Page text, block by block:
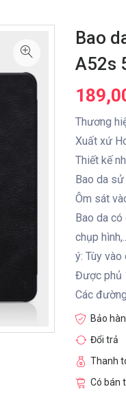
Bao
A52s
Thương
Xuất xứ
Thiết kế
Bao da
Ôm sát
Bao da
chụp
ý: Tùy
Được phủ
Các
Bảo
Đổi trả
Thanh
Có bán